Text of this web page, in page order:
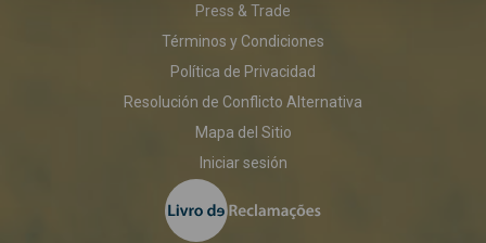
Press & Trade
Términos y Condiciones
Política de Privacidad
Resolución de Conflicto Alternativa
Mapa del Sitio
Iniciar sesión